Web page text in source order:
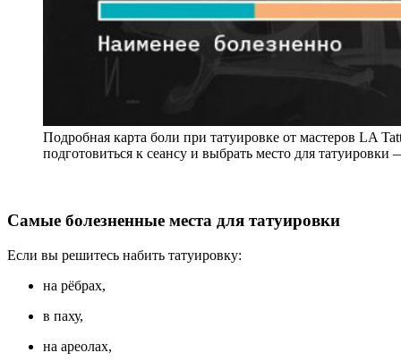
Подробная карта боли при татуировке от мастеров LA
подготовиться к сеансу и выбрать место для
Самые болезненные места для татуировки
Если вы решитесь набить татуировку:
на рёбрах,
в паху,
на ареолах,